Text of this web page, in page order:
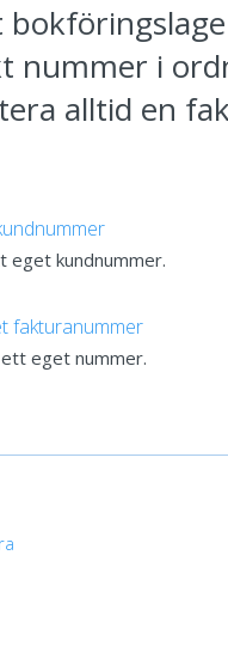
i
alltid en
eget kundnummer.
fakturanummer
eget nummer.